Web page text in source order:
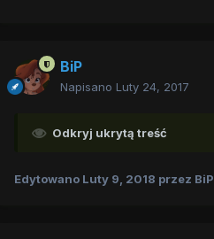
BiP
Napisano Luty 24, 2017
Odkryj ukrytą treść
Edytowano Luty 9, 2018 przez BiP